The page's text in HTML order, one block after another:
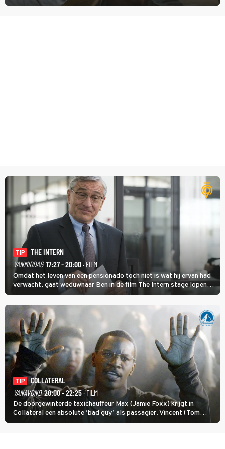
werk.
TIP
THE INTERN
VANMIDDAG 17:27 - 20:00· FILM
Omdat het leven van een pensionado toch niet is wat hij ervan had
verwacht, gaat weduwnaar Ben in de film The Intern stage lopen
bij de hippe webwinkel van Jules, wat een gouden zet blijkt te zijn.
TIP
COLLATERAL
VANAVOND 20:00 - 22:25· FILM
De doorgewinterde taxichauffeur Max (Jamie Foxx) krijgt in
Collateral een absolute ‘bad guy’ als passagier. Vincent (Tom
Cruise) heeft hem nodig om hem de stad door te loodsen om een